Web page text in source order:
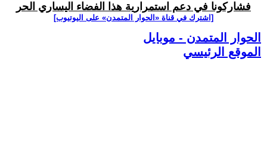
فشاركونا في دعم استمرارية هذا الفضاء اليساري الحر
[اشترك في قناة ‫«الحوار المتمدن» على اليوتيوب]
الحوار المتمدن - موبايل
الموقع الرئيسي